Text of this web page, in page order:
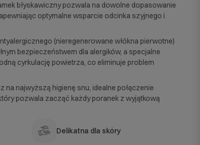
błyskawiczny pozwala na dowolne dopasowanie
optymalne wsparcie odcinka szyjnego i
(nieregenerowane włókna pierwotne)
bezpieczeństwem dla alergików, a specjalne
cyrkulację powietrza, co eliminuje problem
na najwyższą higienę snu, idealne połączenie
pozwala zacząć każdy poranek z wyjątkową
Delikatna dla skóry